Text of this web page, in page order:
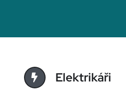
Elektrikáři